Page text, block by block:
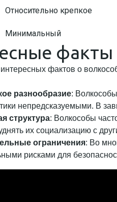
Относительно крепкое
Минимальный
факты
фактов о
разнообразие:
непредсказуемыми. В
структура: Волкособы
их социализацию с
ограничения: Во
рисками для